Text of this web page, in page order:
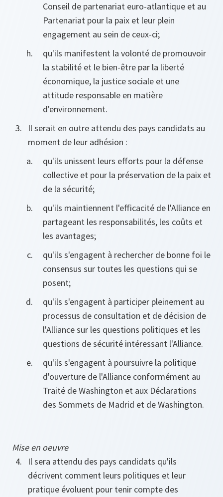
Conseil de partenariat euro-atlantique et au
Partenariat pour la paix et leur plein
engagement au sein de ceux-ci;
qu'ils manifestent la volonté de promouvoir
la stabilité et le bien-être par la liberté
économique, la justice sociale et une
attitude responsable en matière
d'environnement.
Il serait en outre attendu des pays candidats au
moment de leur adhésion :
qu'ils unissent leurs efforts pour la défense
collective et pour la préservation de la paix et
de la sécurité;
qu'ils maintiennent l'efficacité de l'Alliance en
partageant les responsabilités, les coûts et
les avantages;
qu'ils s'engagent à rechercher de bonne foi le
consensus sur toutes les questions qui se
posent;
qu'ils s'engagent à participer pleinement au
processus de consultation et de décision de
l'Alliance sur les questions politiques et les
questions de sécurité intéressant l'Alliance.
qu'ils s'engagent à poursuivre la politique
d'ouverture de l'Alliance conformément au
Traité de Washington et aux Déclarations
des Sommets de Madrid et de Washington.
Mise en oeuvre
Il sera attendu des pays candidats qu'ils
décrivent comment leurs politiques et leur
pratique évoluent pour tenir compte des